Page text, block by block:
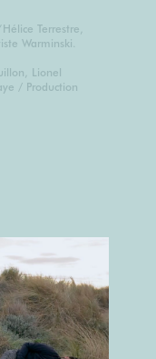
Terrestre,
Warminski.
Lionel
/ Production